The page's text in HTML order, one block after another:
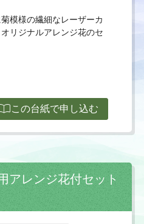
模様の繊細なレーザーカ
リジナルアレンジ花のセ
この台紙で申し込む
アレンジ花付セット